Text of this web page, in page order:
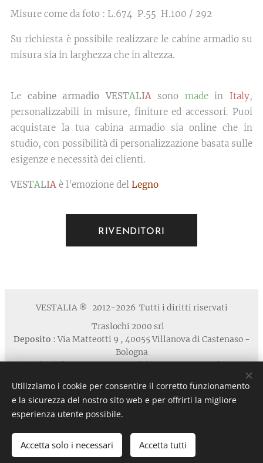
Misure come da foto : L.674 P.55 H.100 / 292
Su richiesta è possibile realizzare le cabine armadio su
misura sia in larghezza che in altezza.
Le cabine armadio VESTALIA sono madein Italy,
personalizzabili in misure, finiture ed accessori. Puoi
acquistare la tua cabina armadio sia online che in
studio, con possibilità di personalizzazione basata sulle
esigenze e necessità dei clienti.
VESTALIA è l'emozione del Legno
RIVENDITORI
VESTALIA ®
2012-2026 Tutti i diritti riservati
Traslochi 2000 srl
Deposito : Via Matteotti 9 , 40055 Villanova di Castenaso -
Bologna
Studio / Show Room: via Calabria 1A , 40139 Bologna
@vestaliamobili.com
P.I./C.F. 03135881203 - REA: BO-494768 - I.R.I. di Bologna
n. 03135881203 in data 05/07/2011- Cap.Soc. € 30.000,00 I.V.
Privacy
Cookies
Lingue
Utilizziamo i cookie per consentire il corretto funzionamento
e la sicurezza del nostro sito web e per offrirti la migliore
esperienza utente possibile.
Accetta solo i necessari Accetta tutti